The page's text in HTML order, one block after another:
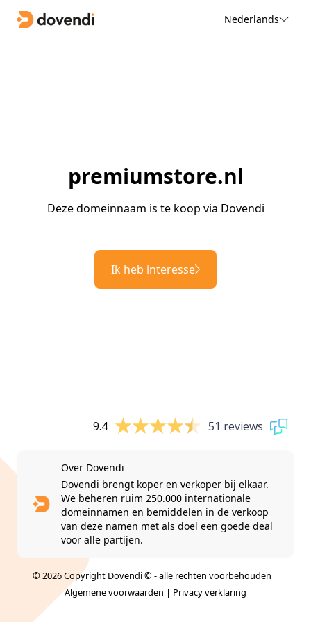
Nederlands
premiumstore.nl
Deze domeinnaam is te koop via Dovendi
Ik heb interesse
9.4 51 reviews
Over Dovendi
Dovendi brengt koper en verkoper bij elkaar.
We beheren ruim 250.000 internationale
domeinnamen en bemiddelen in de verkoop
van deze namen met als doel een goede deal
voor alle partijen.
© 2026 Copyright Dovendi © - alle rechten voorbehouden |
Algemene voorwaarden | Privacy verklaring